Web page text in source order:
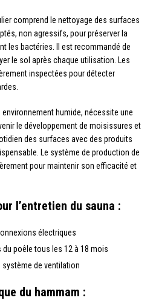
comprend le nettoyage des surfaces
non agressifs, pour préserver la
les bactéries. Il est recommandé de
le sol après chaque utilisation. Les
inspectées pour détecter
humide, nécessite une
le développement de moisissures et
des surfaces avec des produits
Le système de production de
pour maintenir son efficacité et
l’entretien du sauna :
électriques
du poêle tous les 12 à 18 mois
système de ventilation
du hammam :